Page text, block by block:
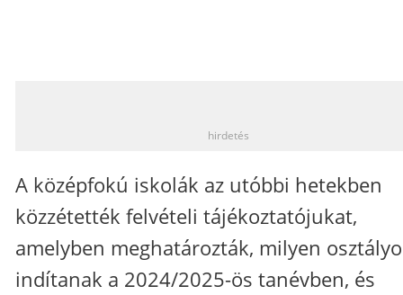
hirdetés
A középfokú iskolák az utóbbi hetekben
közzétették felvételi tájékoztatójukat,
amelyben meghatározták, milyen
indítanak a 2024/2025-ös tanévben, és